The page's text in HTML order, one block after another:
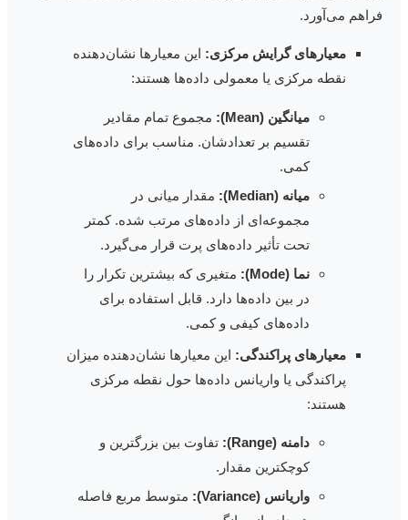
می‌آورد.
معیارهای گرایش مرکزی:این معیارها نشان‌دهنده
نقطه مرکزی یا معمولی داده‌ها هستند:
میانگین (Mean):
مجموع تمام مقادیر
تقسیم بر تعدادشان. مناسب برای داده‌های
کمی.
میانه (Median):
مقدار میانی در
مجموعه‌ای از داده‌های مرتب شده. کمتر
تحت تأثیر داده‌های پرت قرار می‌گیرد.
نما (Mode):
متغیری که بیشترین تکرار را
در بین داده‌ها دارد. قابل استفاده برای
داده‌های کیفی و کمی.
معیارهای پراکندگی:این معیارها نشان‌دهنده میزان
پراکندگی یا واریانس داده‌ها حول نقطه مرکزی
هستند:
دامنه (Range):
تفاوت بین بزرگترین و
کوچکترین مقدار.
واریانس (Variance):
متوسط مربع فاصله